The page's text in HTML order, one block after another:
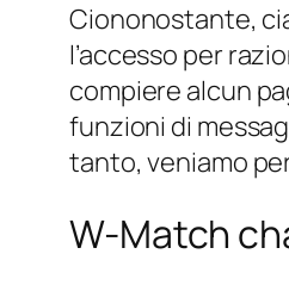
Ciononostante,
l’accesso per
compiere alcun
funzioni di
tanto, veniamo
W-Match